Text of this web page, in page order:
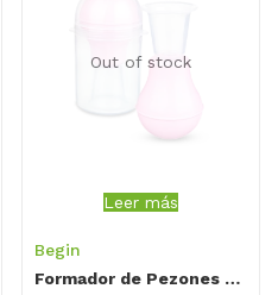
Out of stock
Leer más
Begin
Formador de Pezones Begin